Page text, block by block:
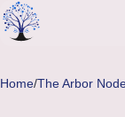
Skip to main content
Home/The Arbor